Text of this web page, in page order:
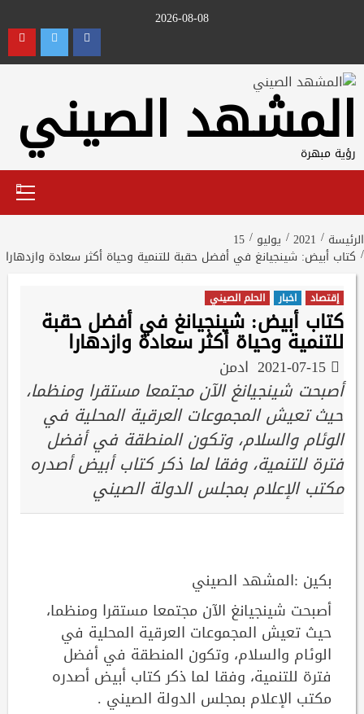
2026-08-08
Facebook
Twitter
المشهد الصيني
رؤية مبهرة
Primary
الرئيسة 2021 يوليو 15
كتاب أبيض: شينجيانغ في أفضل حقبة للتنمية وحياة أكثر سعادة وازدهارا
إقتصاد اخبار الحلم الصيني
كتاب أبيض: شينجيانغ في أفضل حقبة
للتنمية وحياة أكثر سعادة وازدهارا
ادمن
أصبحت شينجيانغ الآن مجتمعا مستقرا ومنظما،
حيث تعيش المجموعات العرقية المحلية في
الوئام والسلام، وتكون المنطقة في أفضل
فترة للتنمية، وفقا لما ذكر كتاب أبيض أصدره
مكتب الإعلام بمجلس الدولة الصيني
بكين :المشهد الصيني
أصبحت شينجيانغ الآن مجتمعا مستقرا ومنظما،
حيث تعيش المجموعات العرقية المحلية في
الوئام والسلام، وتكون المنطقة في أفضل
فترة للتنمية، وفقا لما ذكر كتاب أبيض أصدره
مكتب الإعلام بمجلس الدولة الصيني .